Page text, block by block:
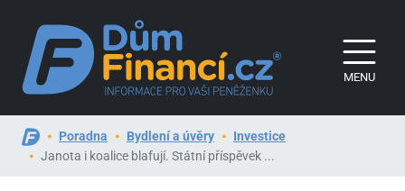
MENU
Poradna Bydlení a úvěry
Investice
Janota i koalice blafují. Státní příspěvek ...